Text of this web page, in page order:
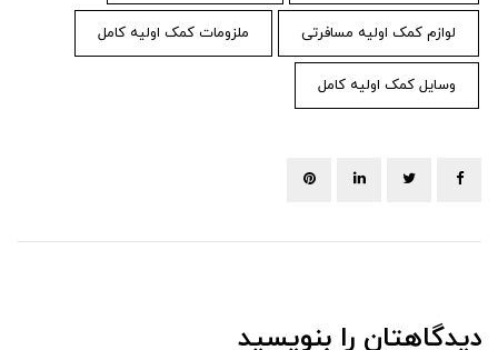
لوازم کمک اولیه مسافرتی ملزومات کمک اولیه کامل
وسایل کمک اولیه کامل
دیدگاهتان را بنویسید